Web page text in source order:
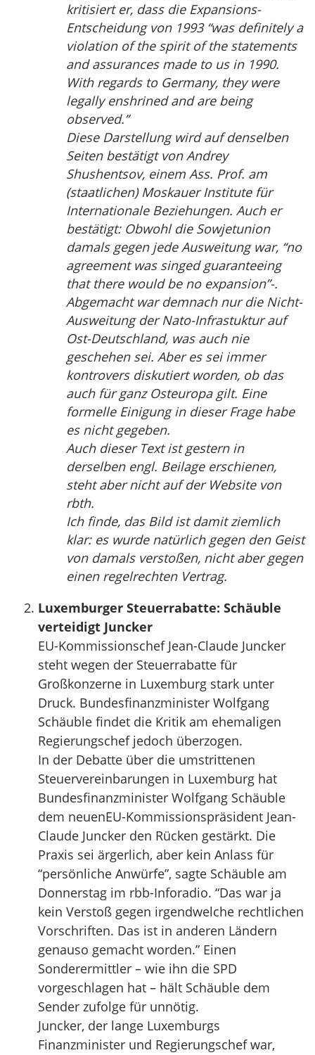
kritisiert er, dass die Expansions-
Entscheidung von 1993 “was definitely a
violation of the spirit of the statements
and assurances made to us in 1990.
With regards to Germany, they were
legally enshrined and are being
observed.”
Diese Darstellung wird auf denselben
Seiten bestätigt von Andrey
Shushentsov, einem Ass. Prof. am
(staatlichen) Moskauer Institute für
Internationale Beziehungen. Auch er
bestätigt: Obwohl die Sowjetunion
damals gegen jede Ausweitung war, “no
agreement was singed guaranteeing
that there would be no expansion”-.
Abgemacht war demnach nur die Nicht-
Ausweitung der Nato-Infrastuktur auf
Ost-Deutschland, was auch nie
geschehen sei. Aber es sei immer
kontrovers diskutiert worden, ob das
auch für ganz Osteuropa gilt. Eine
formelle Einigung in dieser Frage habe
es nicht gegeben.
Auch dieser Text ist gestern in
derselben engl. Beilage erschienen,
steht aber nicht auf der Website von
rbth.
Ich finde, das Bild ist damit ziemlich
klar: es wurde natürlich gegen den Geist
von damals verstoßen, nicht aber gegen
einen regelrechten Vertrag.
Luxemburger Steuerrabatte: Schäuble
verteidigt Juncker
EU-Kommissionschef Jean-Claude Juncker
steht wegen der Steuerrabatte für
Großkonzerne in Luxemburg stark unter
Druck. Bundesfinanzminister Wolfgang
Schäuble findet die Kritik am ehemaligen
Regierungschef jedoch überzogen.
In der Debatte über die umstrittenen
Steuervereinbarungen in Luxemburg hat
Bundesfinanzminister Wolfgang Schäuble
dem neuenEU-Kommissionspräsident Jean-
Claude Juncker den Rücken gestärkt. Die
Praxis sei ärgerlich, aber kein Anlass für
“persönliche Anwürfe”, sagte Schäuble am
Donnerstag im rbb-Inforadio. “Das war ja
kein Verstoß gegen irgendwelche rechtlichen
Vorschriften. Das ist in anderen Ländern
genauso gemacht worden.” Einen
Sonderermittler – wie ihn die SPD
vorgeschlagen hat – hält Schäuble dem
Sender zufolge für unnötig.
Juncker, der lange Luxemburgs
Finanzminister und Regierungschef war,